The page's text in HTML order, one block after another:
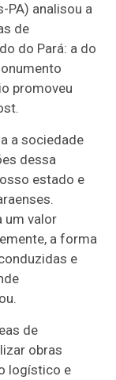
PA) analisou a
de
do Pará: a do
promoveu
a sociedade
dessa
estado e
um valor
a forma
e
de
obras
logístico e